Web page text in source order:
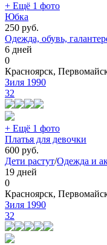
+ Ещё 1 фото
Юбка
250 руб.
Одежда, обувь,
6 дней
0
Красноярск,
Зиля 1990
32
+ Ещё 1 фото
Платья для девочки
600 руб.
Дети растут/Одежда и
19 дней
0
Красноярск,
Зиля 1990
32